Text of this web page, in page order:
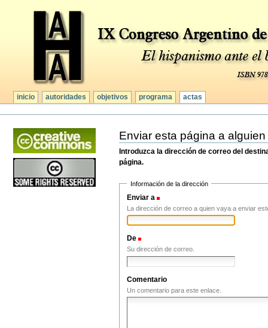
inicio autoridades objetivos programa actas
Herramientas
Personales
Enviar esta página a alguien
Introduzca la dirección de correo del
página.
Información de la dirección
Enviar a
La dirección de correo a quien vaya a enviar
De
Su dirección de correo.
Comentario
Un comentario para este enlace.